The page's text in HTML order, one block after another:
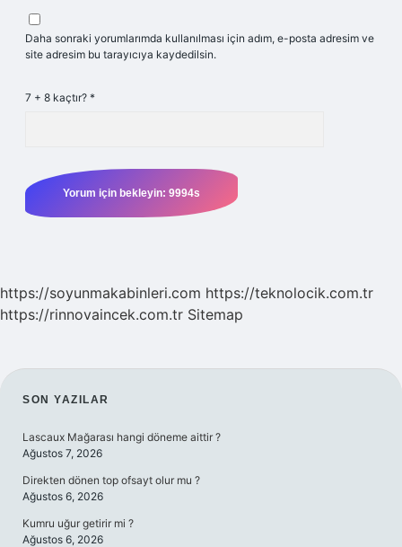
Daha sonraki yorumlarımda kullanılması için adım, e-posta adresim ve
site adresim bu tarayıcıya kaydedilsin.
7 + 8 kaçtır? *
https://soyunmakabinleri.com https://teknolocik.com.tr
https://rinnovaincek.com.tr Sitemap
SIDEBAR
SON YAZILAR
Lascaux Mağarası hangi döneme aittir ?
Ağustos 7, 2026
Direkten dönen top ofsayt olur mu ?
Ağustos 6, 2026
Kumru uğur getirir mi ?
Ağustos 6, 2026